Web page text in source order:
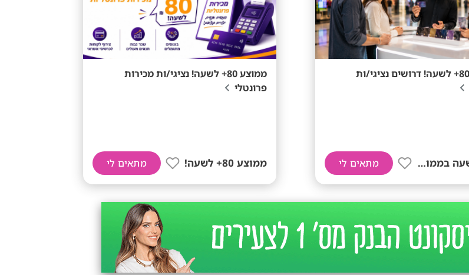
ממוצע 80+ לשעה! דרושים נציגי/ות
80+ לשעה בממוצע מתאים לי
ממוצע 80+ לשעה! נציגי/ות מכירות
פרונטלי
ממוצע 80+ לשעה! מתאים לי